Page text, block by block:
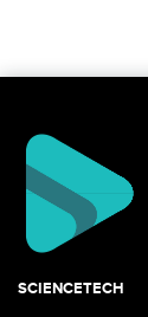
SCIENCETECH